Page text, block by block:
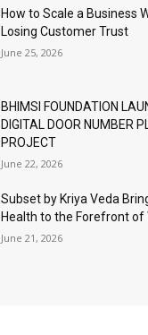
How to Scale a Business
Losing Customer Trust
June 25, 2026
BHIMSI FOUNDATION
DIGITAL DOOR NUMBER
PROJECT
June 22, 2026
Subset by Kriya Veda
Health to the Forefront of
June 21, 2026